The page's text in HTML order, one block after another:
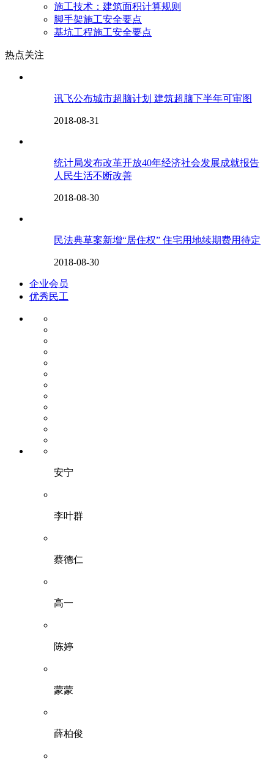
施工技术：建筑面积计算规则
脚手架施工安全要点
基坑工程施工安全要点
热点关注
讯飞公布城市超脑计划 建筑超脑下半年可审图
2018-08-31
统计局发布改革开放40年经济社会发展成就报告
人民生活不断改善
2018-08-30
民法典草案新增“居住权” 住宅用地续期费用待定
2018-08-30
企业会员
优秀民工
安宁
李叶群
蔡德仁
高一
陈婷
蒙蒙
薛柏俊